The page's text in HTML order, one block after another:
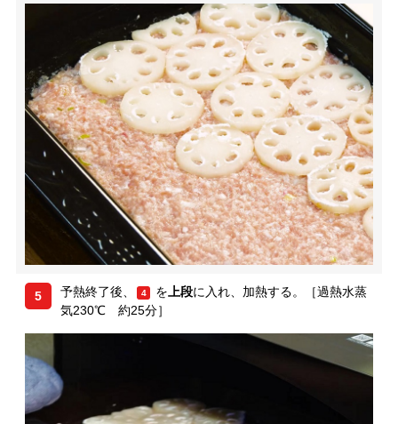
5 予熱終了後、 4 を上段に入れ、加熱する。［過熱水蒸
気230℃ 約25分］